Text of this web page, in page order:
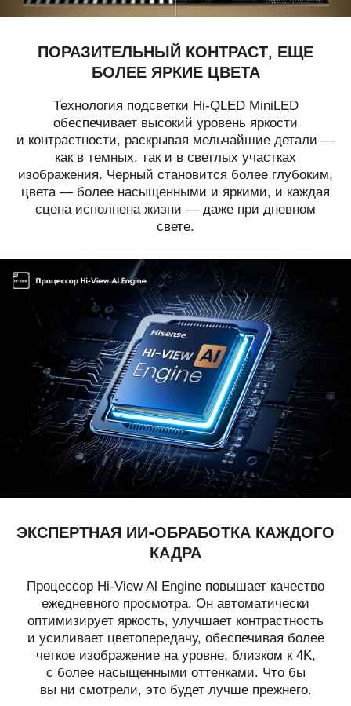
ПОРАЗИТЕЛЬНЫЙ КОНТРАСТ, ЕЩЕ
БОЛЕЕ ЯРКИЕ ЦВЕТА
Технология подсветки Hi-QLED MiniLED
обеспечивает высокий уровень яркости
и контрастности, раскрывая мельчайшие детали —
как в темных, так и в светлых участках
изображения. Черный становится более глубоким,
цвета — более насыщенными и яркими, и каждая
сцена исполнена жизни — даже при дневном
свете.
ЭКСПЕРТНАЯ ИИ-ОБРАБОТКА КАЖДОГО
КАДРА
Процессор Hi-View Al Engine повышает качество
ежедневного просмотра. Он автоматически
оптимизирует яркость, улучшает контрастность
и усиливает цветопередачу, обеспечивая более
четкое изображение на уровне, близком к 4K,
с более насыщенными оттенками. Что бы
вы ни смотрели, это будет лучше прежнего.